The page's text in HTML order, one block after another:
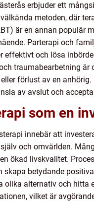
erbjuder ett
metoden, där
är en annan populär
Parterapi och
effektivt och lösa
traumabearbetning
förlust av en
av avslut och
som en
innebär att
och omvärlden.
ökad livskvalitet.
skapa betydande
olika alternativ och hitta
vilket är